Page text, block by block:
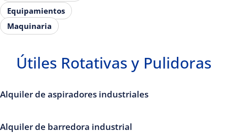
Equipamientos
Maquinaria
Útiles Rotativas y Pulidoras
Alquiler de aspiradores industriales
Alquiler de barredora industrial